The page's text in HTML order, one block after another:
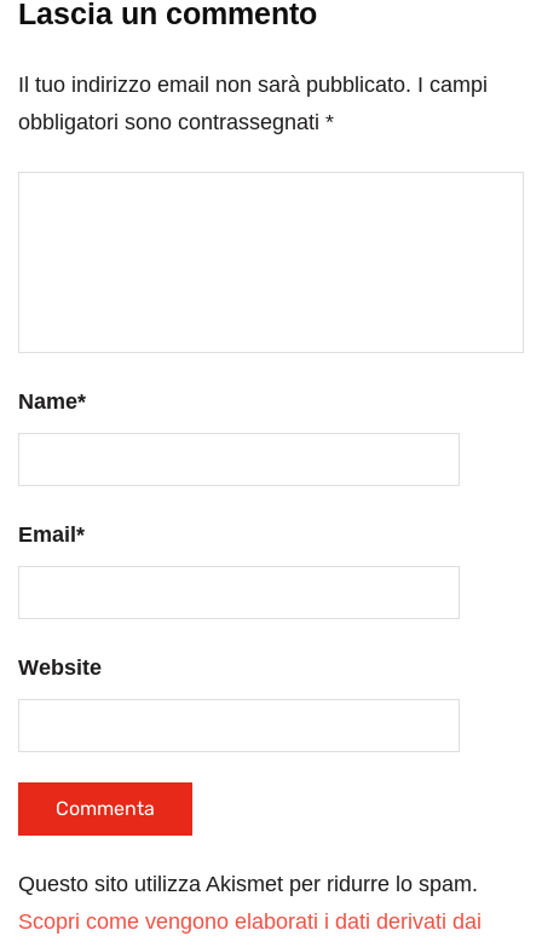
Lascia un commento
Il tuo indirizzo email non sarà pubblicato. I campi
obbligatori sono contrassegnati *
Name*
Email *
Website
Questo sito utilizza Akismet per ridurre lo spam.
Scopri come vengono elaborati i dati derivati dai